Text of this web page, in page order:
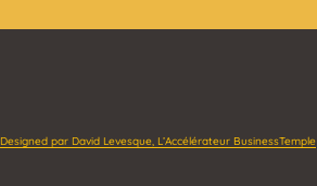
Designed par David Levesque, L’Accélérateur BusinessTemple